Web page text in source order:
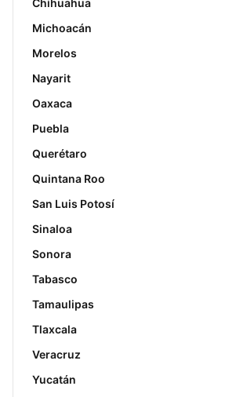
Chihuahua
Michoacán
Morelos
Nayarit
Oaxaca
Puebla
Querétaro
Quintana Roo
San Luis Potosí
Sinaloa
Sonora
Tabasco
Tamaulipas
Tlaxcala
Veracruz
Yucatán